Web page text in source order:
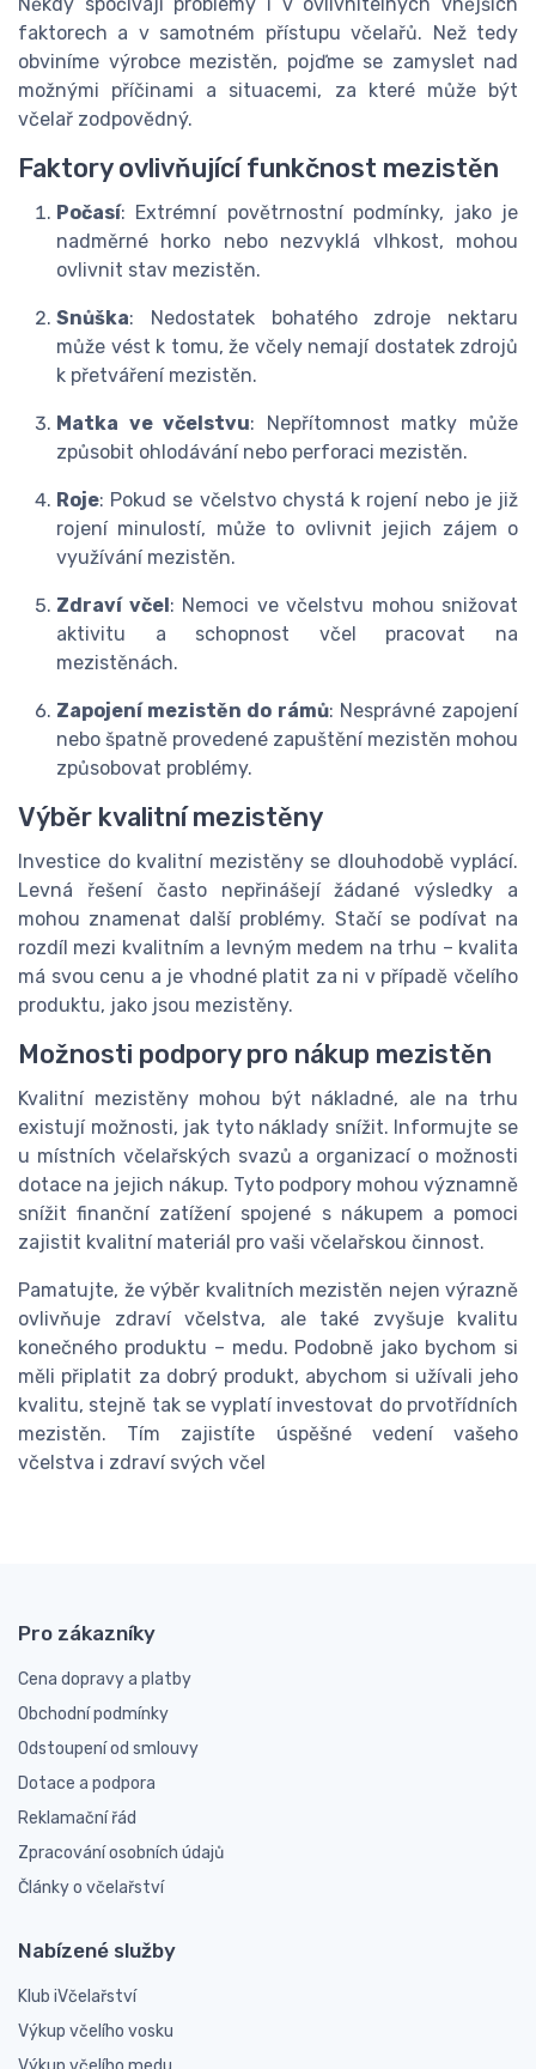
faktorech a v samotném přístupu včelařů. Než tedy
obviníme výrobce mezistěn, pojďme se zamyslet nad
možnými příčinami a situacemi, za které může být
včelař zodpovědný.
Faktory ovlivňující funkčnost mezistěn
Počasí: Extrémní povětrnostní podmínky, jako je
nadměrné horko nebo nezvyklá vlhkost, mohou
ovlivnit stav mezistěn.
Snůška: Nedostatek bohatého zdroje nektaru
může vést k tomu, že včely nemají dostatek zdrojů
k přetváření mezistěn.
Matka ve včelstvu: Nepřítomnost matky může
způsobit ohlodávání nebo perforaci mezistěn.
Roje: Pokud se včelstvo chystá k rojení nebo je již
rojení minulostí, může to ovlivnit jejich zájem o
využívání mezistěn.
Zdraví včel: Nemoci ve včelstvu mohou snižovat
aktivitu a schopnost včel pracovat na
mezistěnách.
Zapojení mezistěn do rámů: Nesprávné zapojení
nebo špatně provedené zapuštění mezistěn mohou
způsobovat problémy.
Výběr kvalitní mezistěny
Investice do kvalitní mezistěny se dlouhodobě vyplácí.
Levná řešení často nepřinášejí žádané výsledky a
mohou znamenat další problémy. Stačí se podívat na
rozdíl mezi kvalitním a levným medem na trhu – kvalita
má svou cenu a je vhodné platit za ni v případě včelího
produktu, jako jsou mezistěny.
Možnosti podpory pro nákup mezistěn
Kvalitní mezistěny mohou být nákladné, ale na trhu
existují možnosti, jak tyto náklady snížit. Informujte se
u místních včelařských svazů a organizací o možnosti
dotace na jejich nákup. Tyto podpory mohou významně
snížit finanční zatížení spojené s nákupem a pomoci
zajistit kvalitní materiál pro vaši včelařskou činnost.
Pamatujte, že výběr kvalitních mezistěn nejen výrazně
ovlivňuje zdraví včelstva, ale také zvyšuje kvalitu
konečného produktu – medu. Podobně jako bychom si
měli připlatit za dobrý produkt, abychom si užívali jeho
kvalitu, stejně tak se vyplatí investovat do prvotřídních
mezistěn. Tím zajistíte úspěšné vedení vašeho
včelstva i zdraví svých včel
Pro zákazníky
Cena dopravy a platby
Obchodní podmínky
Odstoupení od smlouvy
Dotace a podpora
Reklamační řád
Zpracování osobních údajů
Články o včelařství
Nabízené služby
Klub iVčelařství
Výkup včelího vosku